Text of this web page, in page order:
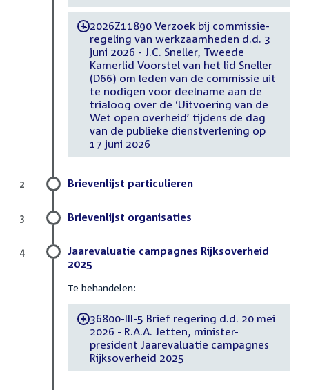
-2026Z11890 Verzoek bij commissie-
regeling van werkzaamheden d.d. 3
juni 2026 - J.C. Sneller, Tweede
Kamerlid Voorstel van het lid Sneller
(D66) om leden van de commissie uit
te nodigen voor deelname aan de
trialoog over de ‘Uitvoering van de
Wet open overheid’ tijdens de dag
van de publieke dienstverlening op
17 juni 2026
Brievenlijst particulieren
2
Brievenlijst organisaties
3
Jaarevaluatie campagnes Rijksoverheid
2025
Te behandelen:
-36800-III-5 Brief regering d.d. 20 mei
2026 - R.A.A. Jetten, minister-
president Jaarevaluatie campagnes
Rijksoverheid 2025
4